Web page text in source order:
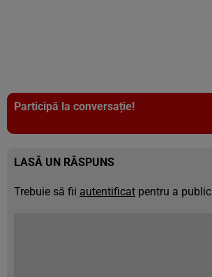
Participă la conversație!
LASĂ UN RĂSPUNS
Trebuie să fii autentificat pentru a